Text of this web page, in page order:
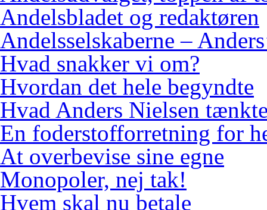
Andelsbladet og redaktøren
Andelsselskaberne –
Hvad snakker vi om?
Hvordan det hele begyndte
Hvad Anders Nielsen
En foderstofforretning for
At overbevise sine egne
Monopoler, nej tak!
Hvem skal nu betale